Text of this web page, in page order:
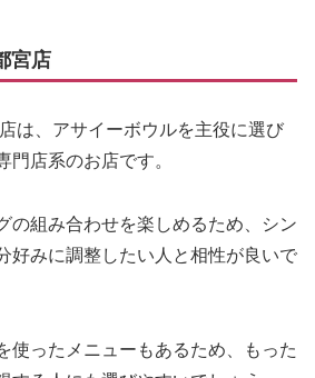
宮店
は、アサイーボウルを主役に選び
門店系のお店です。
の組み合わせを楽しめるため、シン
好みに調整したい人と相性が良いで
使ったメニューもあるため、もった